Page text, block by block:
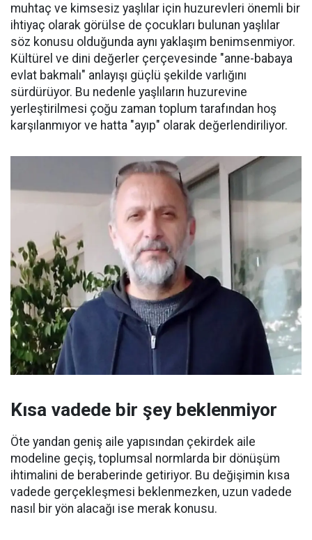
muhtaç ve kimsesiz yaşlılar için huzurevleri önemli bir
ihtiyaç olarak görülse de çocukları bulunan yaşlılar
söz konusu olduğunda aynı yaklaşım benimsenmiyor.
Kültürel ve dini değerler çerçevesinde "anne-babaya
evlat bakmalı" anlayışı güçlü şekilde varlığını
sürdürüyor. Bu nedenle yaşlıların huzurevine
yerleştirilmesi çoğu zaman toplum tarafından hoş
karşılanmıyor ve hatta "ayıp" olarak değerlendiriliyor.
Kısa vadede bir şey beklenmiyor
Öte yandan geniş aile yapısından çekirdek aile
modeline geçiş, toplumsal normlarda bir dönüşüm
ihtimalini de beraberinde getiriyor. Bu değişimin kısa
vadede gerçekleşmesi beklenmezken, uzun vadede
nasıl bir yön alacağı ise merak konusu.